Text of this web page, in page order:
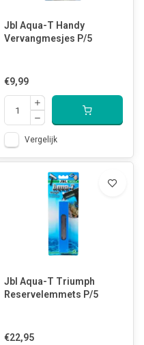
Jbl Aqua-T Handy
Vervangmesjes P/5
€9,99
Vergelijk
Jbl Aqua-T Triumph
Reservelemmets P/5
€22,95